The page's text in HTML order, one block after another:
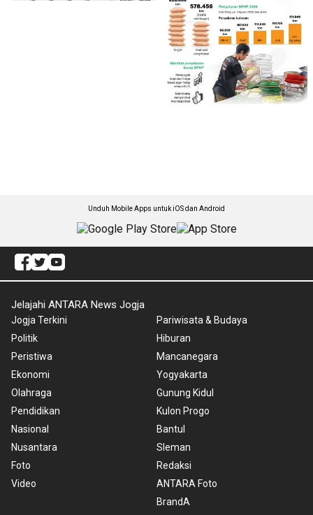
Unduh Mobile Apps untuk iOS dan Android
Jelajahi ANTARA News Jogja
Jogja Terkini
Politik
Peristiwa
Ekonomi
Olahraga
Pendidikan
Nasional
Nusantara
Foto
Video
Pariwisata & Budaya
Hiburan
Mancanegara
Yogyakarta
Gunung Kidul
Kulon Progo
Bantul
Sleman
Redaksi
ANTARA Foto
BrandA